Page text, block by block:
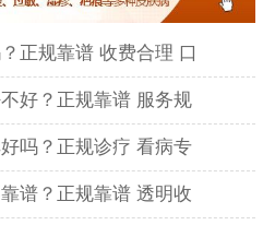
正规靠谱 收费合理 口
好？正规靠谱 服务规
吗？正规诊疗 看病专
谱？正规靠谱 透明收